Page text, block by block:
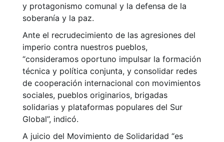
y protagonismo comunal y la defensa de la
soberanía y la paz.
Ante el recrudecimiento de las agresiones del
imperio contra nuestros pueblos,
“consideramos oportuno impulsar la formación
técnica y política conjunta, y consolidar redes
de cooperación internacional con movimientos
sociales, pueblos originarios, brigadas
solidarias y plataformas populares del Sur
Global”, indicó.
A juicio del Movimiento de Solidaridad “es